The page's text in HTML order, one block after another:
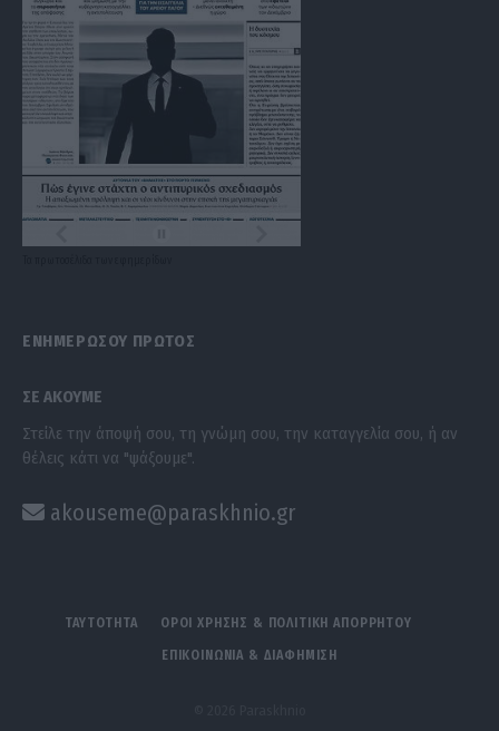
ΕΝΗΜΕΡΩΣΟΥ ΠΡΩΤΟΣ
ΣΕ ΑΚΟΥΜΕ
Στείλε την άποψή σου, τη γνώμη σου, την καταγγελία σου, ή αν
θέλεις κάτι να "ψάξουμε".
akouseme@paraskhnio.gr
ΤΑΥΤΟΤΗΤΑ ΟΡΟΙ ΧΡΗΣΗΣ & ΠΟΛΙΤΙΚΗ ΑΠΟΡΡΗΤΟΥ
ΕΠΙΚΟΙΝΩΝΙΑ & ΔΙΑΦΗΜΙΣΗ